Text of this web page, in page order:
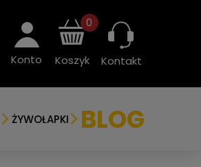
Konto Koszyk
0
Kontakt
ŻYWOŁAPKI BLOG